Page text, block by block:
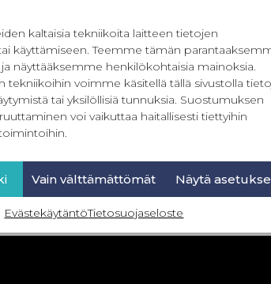
kaltaisia tekniikoita laitteen tietojen
käyttämiseen. Teemme tämän
näyttääksemme henkilökohtaisia mainoksia.
tekniikoihin voimme käsitellä tällä sivustolla
tai yksilöllisiä tunnuksia. Suostumuksen
voi vaikuttaa haitallisesti tiettyihin
Vain välttämättömät Näytä
EvästekäytäntöTietosuojaseloste
Week 32-56
19,90€ Sis. ALV